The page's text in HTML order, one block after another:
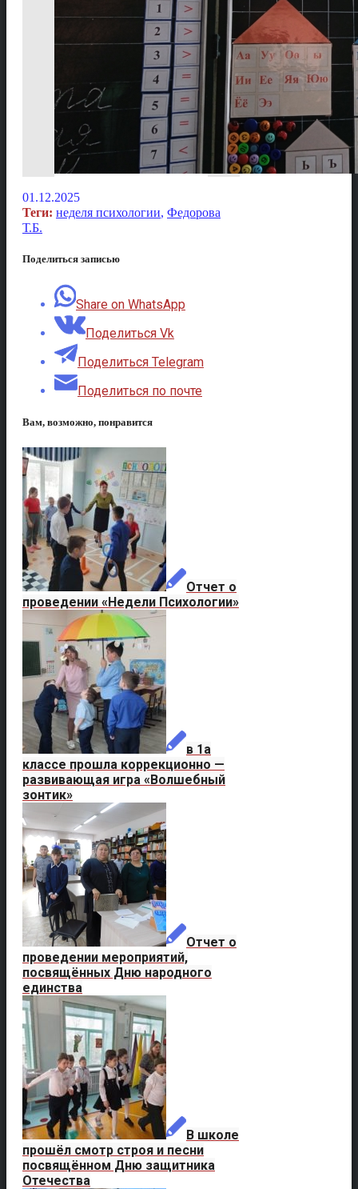
01.12.2025
Теги: неделя психологии, Федорова
Т.Б.
Поделиться записью
Share on WhatsApp
Поделиться Vk
Поделиться Telegram
Поделиться по почте
Вам, возможно, понравится
Отчет о
проведении «Недели Психологии»
в 1а
классе прошла коррекционно —
развивающая игра «Волшебный
зонтик»
Отчет о
проведении мероприятий,
посвящённых Дню народного
единства
В школе
прошёл смотр строя и песни
посвящённом Дню защитника
Отечества